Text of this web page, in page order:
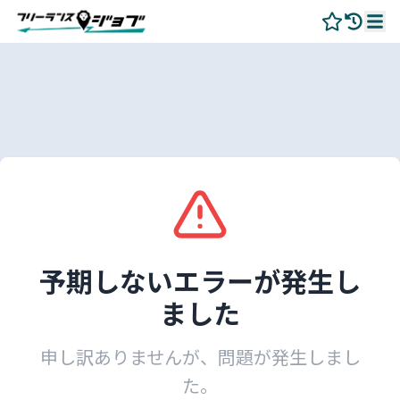
予期しないエラーが発生し
ました
申し訳ありませんが、問題が発生しまし
た。